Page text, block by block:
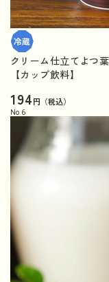
クリーム仕立てよつ
【カップ飲料】
194円（税込）
No. 6